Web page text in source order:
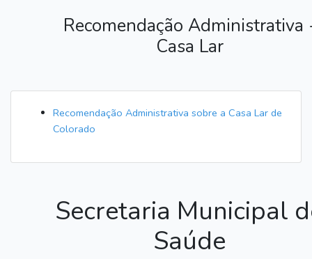
Recomendação Administrativa
Casa Lar
Recomendação Administrativa sobre a Casa Lar de
Colorado
Secretaria Municipal
Saúde